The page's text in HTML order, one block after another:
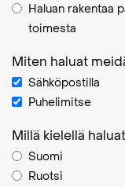
Haluan rakentaa
toimesta
Miten haluat
Sähköpostilla
Puhelimitse
Millä kielellä
Suomi
Ruotsi